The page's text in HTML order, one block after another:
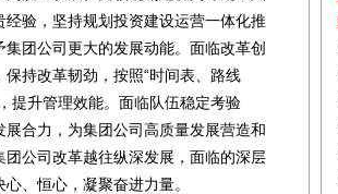
验，坚持规划投资建设运营一体化推
团公司更大的发展动能。面临改革创
持改革韧劲，按照“时间表、路线
提升管理效能。面临队伍稳定考验
合力，为集团公司高质量发展营造和
公司改革越往纵深发展，面临的深层
、恒心，凝聚奋进力量。